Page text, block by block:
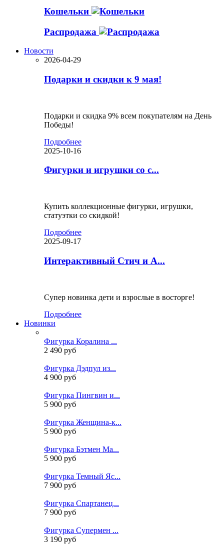
Кошельки
Распродажа
Новости
2026-04-29
Подарки и скидки к 9 мая!
Подарки и скидка 9% всем покупателям на День
Победы!
Подробнее
2025-10-16
Фигурки и игрушки со с...
Купить коллекционные фигурки, игрушки,
статуэтки со скидкой!
Подробнее
2025-09-17
Интерактивный Стич и А...
Супер новинка дети и взрослые в восторге!
Подробнее
Новинки
Фигурка Коралина ...
2 490 руб
Фигурка Дэдпул из...
4 900 руб
Фигурка Пингвин и...
5 900 руб
Фигурка Женщина-к...
5 900 руб
Фигурка Бэтмен Ма...
5 900 руб
Фигурка Темный Яс...
7 900 руб
Фигурка Спартанец...
7 900 руб
Фигурка Супермен ...
3 190 руб